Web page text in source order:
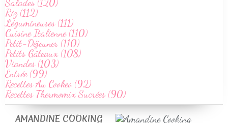
AMANDINE COOKING
Salades (120)
Riz (112)
Légumineuses (111)
Cuisine Italienne (110)
Petit-Déjeuner (110)
Petits Gâteaux (108)
Viandes (103)
Entrée (99)
Recettes Au Cookeo (92)
Recettes Thermomix Sucrées (90)